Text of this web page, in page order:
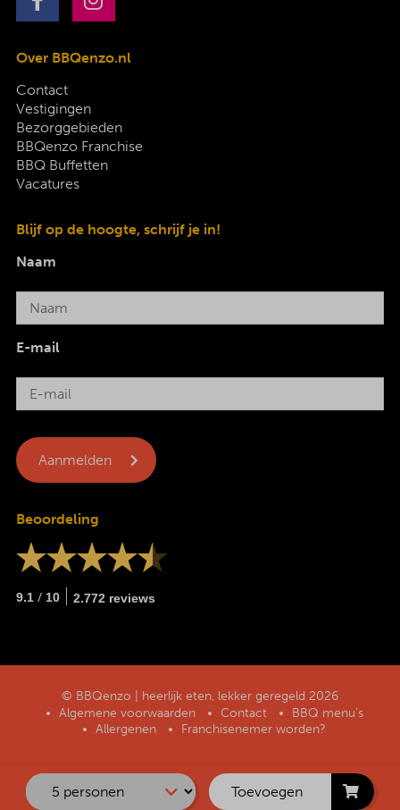
Toevoegen
Over BBQenzo.nl
Contact
Vestigingen
Bezorggebieden
BBQenzo Franchise
BBQ Buffetten
Vacatures
Blijf op de hoogte, schrijf je in!
Naam
E-mail
Beoordeling
9.1 / 10 2.772 reviews
© BBQenzo | heerlijk eten, lekker geregeld 2026
Algemene voorwaarden
Contact
BBQ menu’s
Allergenen
Franchisenemer worden?